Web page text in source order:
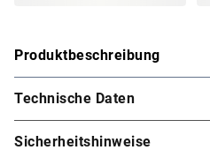
Produktbeschreibung
Karibu Innensauna Malin
2-3 Personen
Dieses Saunamodell – eine
Technische Daten
Sicherheitshinweise